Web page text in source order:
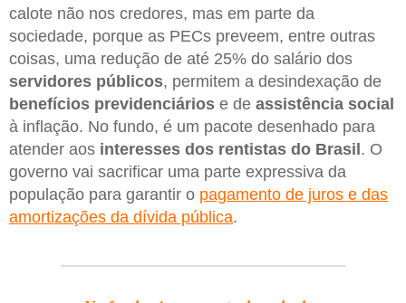
calote não nos credores, mas em parte da
sociedade, porque as PECs preveem, entre outras
coisas, uma redução de até 25% do salário dos
servidores públicos, permitem a desindexação de
benefícios previdenciários e de assistência social
à inflação. No fundo, é um pacote desenhado para
atender aos interesses dos rentistas do Brasil. O
governo vai sacrificar uma parte expressiva da
população para garantir o pagamento de juros e das
amortizações da dívida pública.